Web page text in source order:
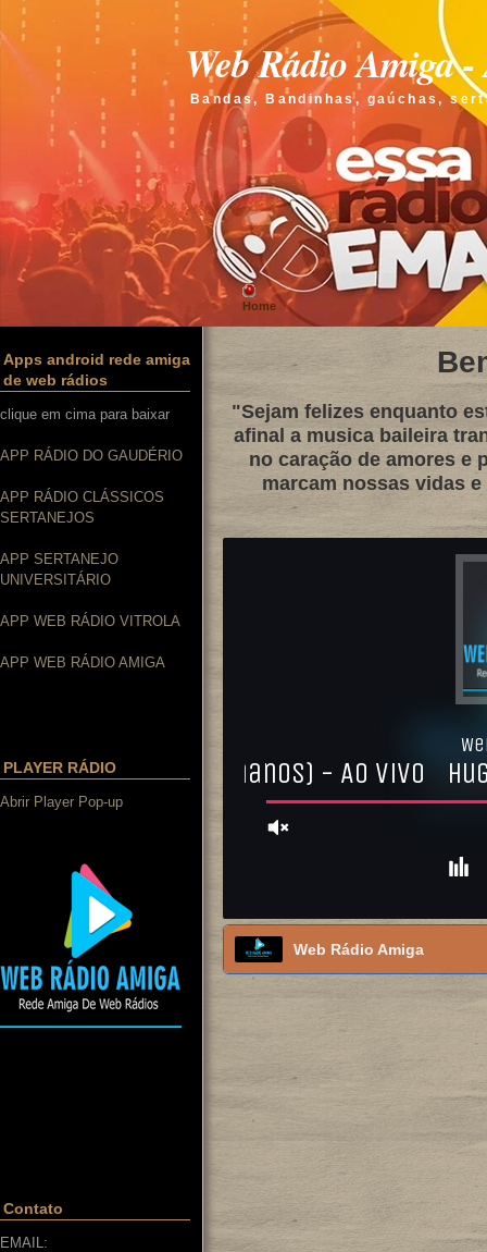
Web Rádio Amiga
Bandas, Bandinhas, gaúchas,
Home
Apps android rede amiga
de web rádios
clique em cima para baixar
APP RÁDIO DO GAUDÉRIO
APP RÁDIO CLÁSSICOS
SERTANEJOS
APP SERTANEJO
UNIVERSITÁRIO
APP WEB RÁDIO VITROLA
APP WEB RÁDIO AMIGA
PLAYER RÁDIO
Abrir Player Pop-up
Contato
EMAIL:
"Sejam felizes enquanto
afinal a musica baileira
no caração de amores e
marcam nossas vidas
Web Rádio Amiga